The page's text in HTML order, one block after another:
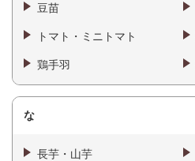
豆苗
トマト・ミニトマト
鶏手羽
な
長芋・山芋